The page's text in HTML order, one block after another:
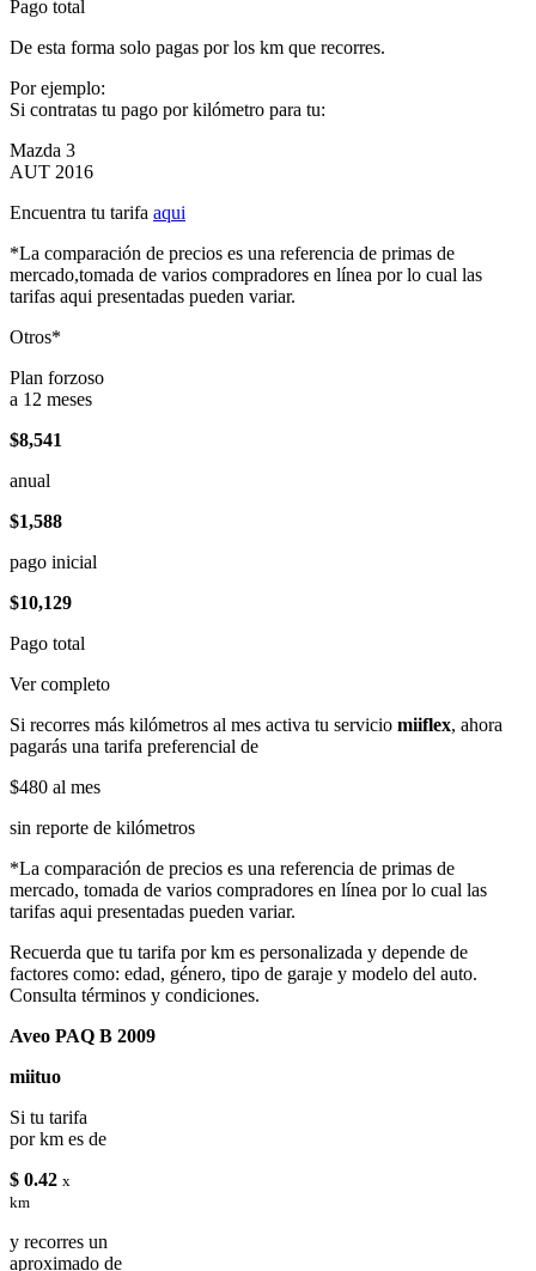
Pago total
De esta forma solo pagas por los km que recorres.
Por ejemplo:
Si contratas tu pago por kilómetro para tu:
Mazda 3
AUT 2016
Encuentra tu tarifa aqui
*La comparación de precios es una referencia de primas de
mercado,tomada de varios compradores en línea por lo cual las
tarifas aqui presentadas pueden variar.
Otros*
Plan forzoso
a 12 meses
$8,541
anual
$1,588
pago inicial
$10,129
Pago total
Ver completo
Si recorres más kilómetros al mes activa tu servicio miiflex, ahora
pagarás una tarifa preferencial de
$480 al mes
sin reporte de kilómetros
*La comparación de precios es una referencia de primas de
mercado, tomada de varios compradores en línea por lo cual las
tarifas aqui presentadas pueden variar.
Recuerda que tu tarifa por km es personalizada y depende de
factores como: edad, género, tipo de garaje y modelo del auto.
Consulta términos y condiciones.
Aveo PAQ B 2009
miituo
Si tu tarifa
por km es de
$ 0.42 x
km
y recorres un
aproximado de